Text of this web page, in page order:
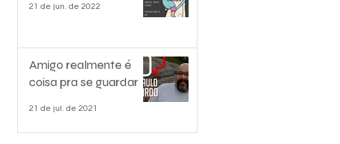
21 de jun. de 2022
Amigo realmente é
coisa pra se guardar
21 de jul. de 2021